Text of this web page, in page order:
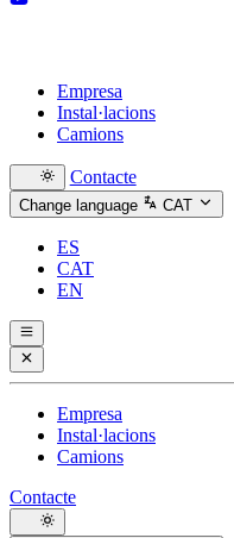
Empresa
Instal·lacions
Camions
Contacte
Change language CAT
ES
CAT
EN
Empresa
Instal·lacions
Camions
Contacte